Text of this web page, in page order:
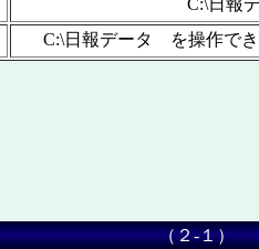
C:\日報
C:\日報データ を操作でき
（２-１）